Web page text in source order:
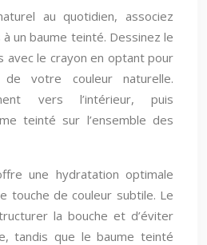
au quotidien, associez
un baume teinté. Dessinez le
avec le crayon en optant pour
votre couleur naturelle.
vers l’intérieur, puis
teinté sur l’ensemble des
une hydratation optimale
touche de couleur subtile. Le
la bouche et d’éviter
tandis que le baume teinté